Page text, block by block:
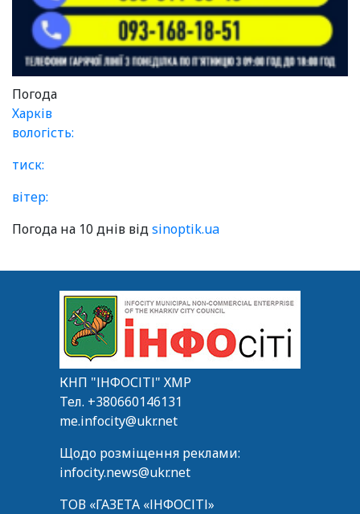
Погода
Харків
вологість:
тиск:
вітер:
Погода на 10 днів відsinoptik.ua
КНП "ІНФОСІТІ" ХМР
Тел. +380660146131
me.infocity@ukr.net
Щодо розміщення реклами:
infocity.news@ukr.net
ТОВ «ГАЗЕТА «ІНФОСІТІ»